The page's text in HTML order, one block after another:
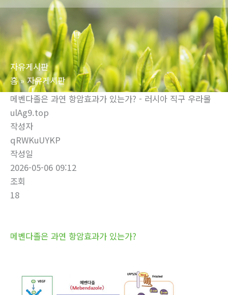
너
뛰
기 자유게시판
홈
자유게시판
메벤다졸은 과연 항암효과가 있는가? - 러시아 직구 우라몰
ulAg9.top
작성자
qRWKuUYKP
작성일
2026-05-06 09:12
조회
18
메벤다졸은 과연 항암효과가 있는가?